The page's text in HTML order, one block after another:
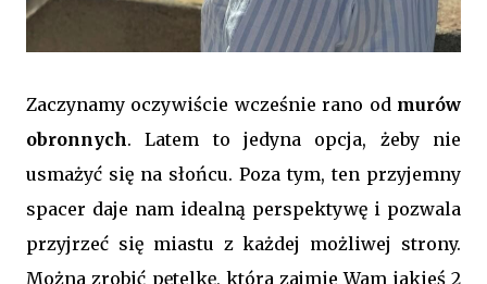
Zaczynamy oczywiście wcześnie rano od murów
obronnych. Latem to jedyna opcja, żeby nie
usmażyć się na słońcu. Poza tym, ten przyjemny
spacer daje nam idealną perspektywę i pozwala
przyjrzeć się miastu z każdej możliwej strony.
Można zrobić pętelkę, która zajmie Wam jakieś 2